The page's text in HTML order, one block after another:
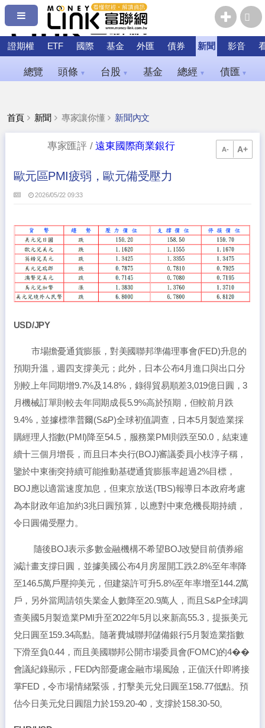
證期權 ETF 國際 基金 外匯 債券 新聞 影音
總覽 頭條 ▼ 台股 ▼ 基金 總經 ▼ 債匯 ▼
首頁 新聞 專家讓你懂 新聞內文
A- A+
專家匯評 /遠東國際商業銀行
歐元區PMI疲弱，歐元備受壓力
2026/05/22 09:33
USD/JPY
市場擔憂通貨膨脹，對美國聯邦準備理事會(FED)升息的
預期升溫，週四支撐美元；此外，日本公布4月進口與出口分
別較上年同期增9.7%及14.8%，錄得貿易順差3,019億日圓，3
月機械訂單則較去年同期成長5.9%高於預期，但較前月跌
9.4%，並據標準普爾(S&P)全球初值調查，日本5月製造業採
購經理人指數(PMI)降至54.5，服務業PMI則跌至50.0，結束連
續十三個月增長，而且日本央行(BOJ)審議委員小枝淳子稱，
鑒於中東衝突持續可能推動基礎通貨膨脹率超過2%目標，
BOJ應以適當速度加息，但東京放送(TBS)報導日本政府考慮
為本財政年追加約3兆日圓預算，以應對中東危機長期持續，
令日圓備受壓力。
隨後BOJ表示多數金融機構不希望BOJ改變目前債券縮
減計畫支撐日圓，並據美國公布4月房屋開工跌2.8%至年率降
至146.5萬戶壓抑美元，但建築許可升5.8%至年率增至144.2萬
戶，另外當周請領失業金人數降至20.9萬人，而且S&P全球調
查美國5月製造業PMI升至2022年5月以來新高55.3，提振美元
兌日圓至159.34高點。隨著費城聯邦儲備銀行5月製造業指數
下滑至負0.44，而且美國聯邦公開市場委員會(FOMC)的4��
會議紀錄顯示，FED內部憂慮金融市場風險，正值沃什即將接
掌FED，令市場情緒緊張，打擊美元兌日圓至158.77低點。預
估今日美元兌日圓阻力於159.20-40，支撐於158.30-50。